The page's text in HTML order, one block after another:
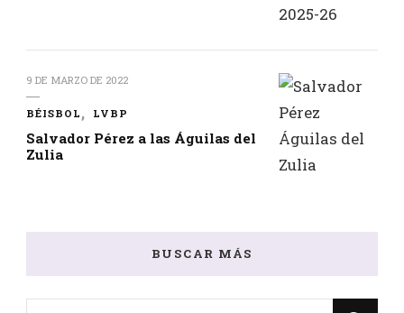
9 DE MARZO DE 2022
BÉISBOL LVBP
Salvador Pérez a las Águilas del
Zulia
BUSCAR MÁS